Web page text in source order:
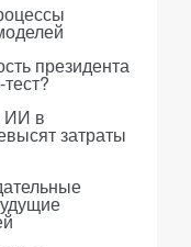
президента
ИИ в
затраты